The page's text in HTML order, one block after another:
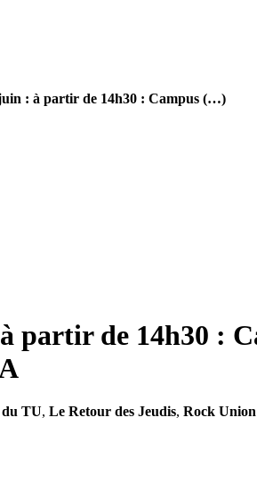
: à partir de 14h30 : Campus (…)
partir de 14h30 :
du TU, Le Retour des Jeudis, Rock